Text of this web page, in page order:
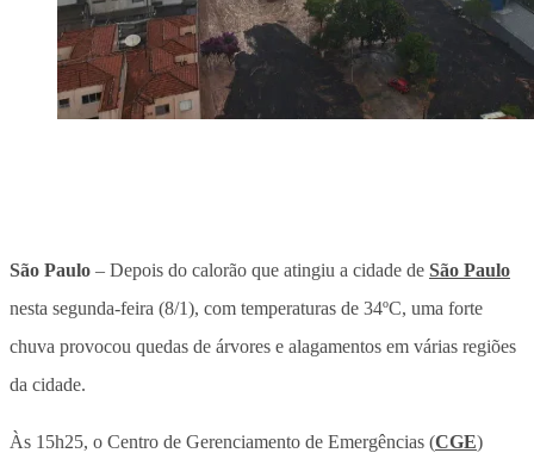
São Paulo – Depois do calorão que atingiu a cidade de São Paulo
nesta segunda-feira (8/1), com temperaturas de 34ºC, uma forte
chuva provocou quedas de árvores e alagamentos em várias regiões
da cidade.
Às 15h25, o Centro de Gerenciamento de Emergências (CGE)